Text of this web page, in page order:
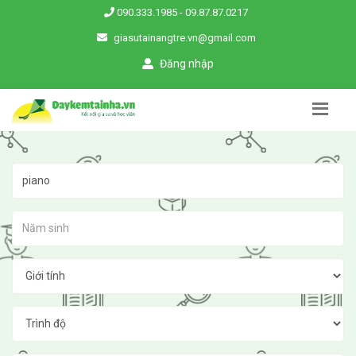
090.333.1985 - 09.87.87.0217
giasutainangtre.vn@gmail.com
Đăng nhập